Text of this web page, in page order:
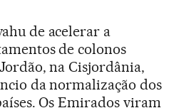
de acelerar a
de colonos
na Cisjordânia,
da normalização dos
Os Emirados viram